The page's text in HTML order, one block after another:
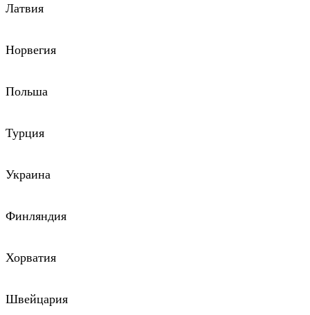
Латвия
Норвегия
Польша
Турция
Украина
Финляндия
Хорватия
Швейцария